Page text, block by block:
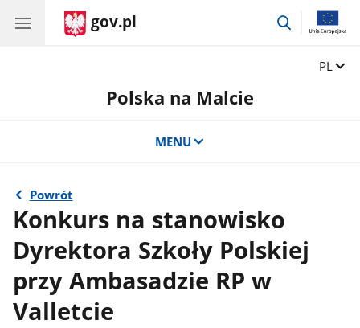
gov.pl
przejdź
Zmień
PL
Polska na Malcie
MENU
Powrót
Konkurs na stanowisko
Dyrektora Szkoły Polskiej
przy Ambasadzie RP w
Valletcie